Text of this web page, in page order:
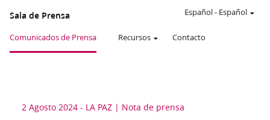
Sala de Prensa
Comunicados de Prensa Recursos Contacto
Español- Español
2 Agosto 2024 - LA PAZ Nota de prensa